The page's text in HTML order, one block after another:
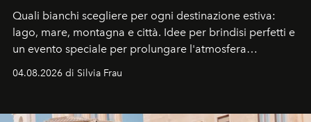
Quali bianchi scegliere per ogni destinazione estiva:
lago, mare, montagna e città. Idee per brindisi perfetti e
un evento speciale per prolungare l'atmosfera
04.08.2026 di Silvia Frau